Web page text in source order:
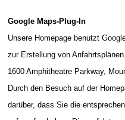
Google Maps-Plug-In
Unsere Homepage benutzt
zur Erstellung von
1600 Amphitheatre Parkway,
Durch den Besuch auf der
darüber, dass Sie die